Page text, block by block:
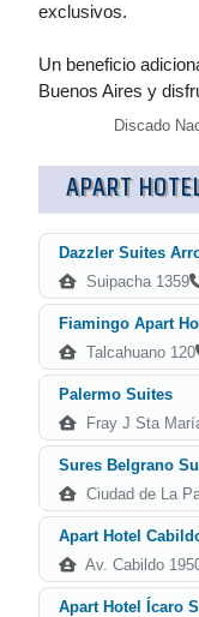
exclusivos.
Un beneficio
Buenos Aires y
Discado
APART
Dazzler Suites
Suipacha 1359
Fiamingo Apart
Talcahuano 120
Palermo Suites
Fray J Sta
Sures Belgrano
Ciudad de La
Apart Hotel
Av. Cabildo
Apart Hotel Ícaro